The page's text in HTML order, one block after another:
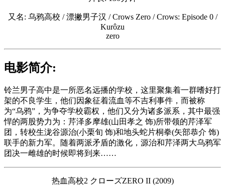
又名: 乌鸦高校 / 漂撇男子汉 / Crows Zero / Crows: Episode 0 /
Kurôzu
zero
电影简介:
铃兰男子高中是一所恶名远播的学校，这里聚集着一群嗜好打
架的不良学生，他们因象征着流血等不吉利事件，而被称
为“乌鸦”，为争夺学校霸权，他们又分为诸多派系，其中最强
悍的两股势力为：芹泽多摩雄(山田孝之 饰)所带领的芹泽军
团，转校生泷谷源治(小栗旬 饰)和地头蛇片桐拳(矢部恭介 饰)
联手的新力军。随着两派矛盾的激化，源治和芹泽两大乌鸦军
团决一雌雄的时候即将到来……
热血高校2 クローズZERO II (2009)